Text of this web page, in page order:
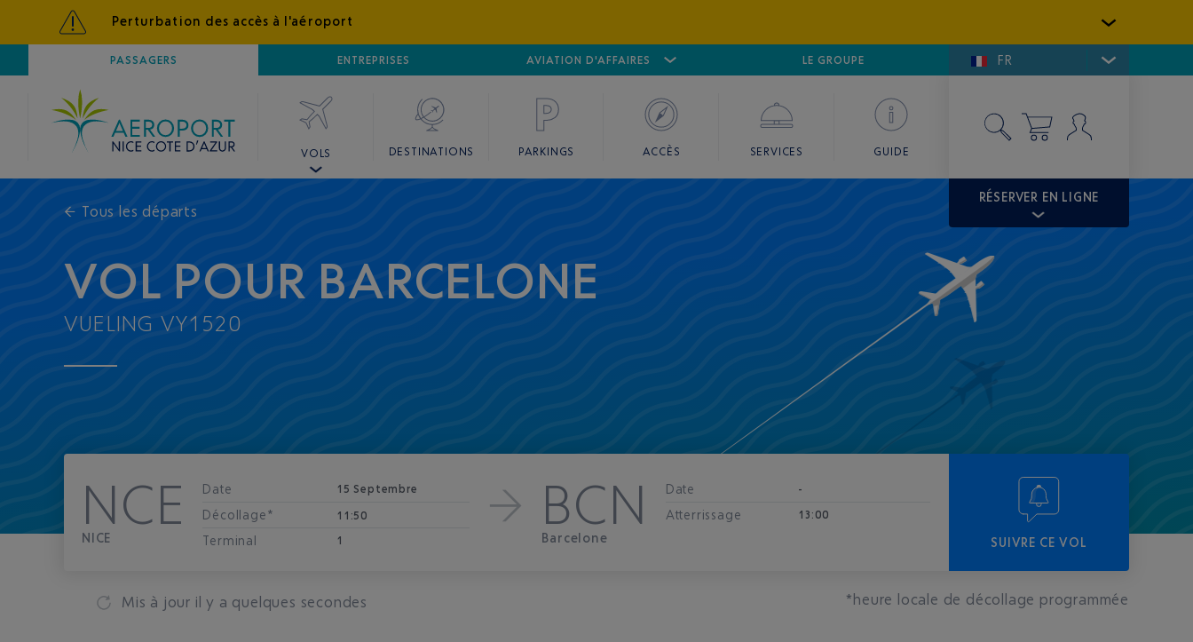
Perturbation des accès à l'aéroport
PASSAGERS ENTREPRISES AVIATION D'AFFAIRES
AÉROPORTNICE CÔTE D'AZUR AÉROPORT CANNES MANDELIEU GOLFE DE SAINT-TROPEZ
LE GROUPE FR
VOLS DESTINATIONS PARKINGS ACCÈS SERVICES GUIDE
RÉSERVER EN LIGNE
← Tous les départs
VOL POUR BARCELONE
VUELING VY1520
NCE
NICE
Date 15 Septembre
Décollage* 11:50
Terminal 1
BCN
Barcelone
Date -
Atterrissage 13:00
SUIVRE CE VOL
Mis à jour il y a quelques secondes *heure locale de décollage programmée